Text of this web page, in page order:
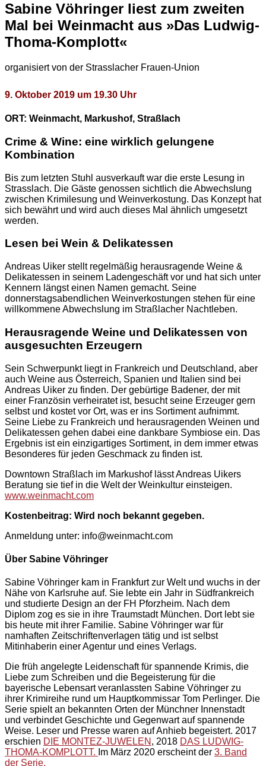
Sabine Vöhringer liest zum zweiten
Mal bei Weinmacht aus »Das Ludwig-
Thoma-Komplott«
organisiert von der Strasslacher Frauen-Union
9. Oktober 2019 um 19.30 Uhr
ORT: Weinmacht, Markushof, Straßlach
Crime & Wine: eine wirklich gelungene
Kombination
Bis zum letzten Stuhl ausverkauft war die erste Lesung in
Strasslach. Die Gäste genossen sichtlich die Abwechslung
zwischen Krimilesung und Weinverkostung. Das Konzept hat
sich bewährt und wird auch dieses Mal ähnlich umgesetzt
werden.
Lesen bei Wein & Delikatessen
Andreas Uiker stellt regelmäßig herausragende Weine &
Delikatessen in seinem Ladengeschäft vor und hat sich unter
Kennern längst einen Namen gemacht. Seine
donnerstagsabendlichen Weinverkostungen stehen für eine
willkommene Abwechslung im Straßlacher Nachtleben.
Herausragende Weine und Delikatessen von
ausgesuchten Erzeugern
Sein Schwerpunkt liegt in Frankreich und Deutschland, aber
auch Weine aus Österreich, Spanien und Italien sind bei
Andreas Uiker zu finden. Der gebürtige Badener, der mit
einer Französin verheiratet ist, besucht seine Erzeuger gern
selbst und kostet vor Ort, was er ins Sortiment aufnimmt.
Seine Liebe zu Frankreich und herausragenden Weinen und
Delikatessen gehen dabei eine dankbare Symbiose ein. Das
Ergebnis ist ein einzigartiges Sortiment, in dem immer etwas
Besonderes für jeden Geschmack zu finden ist.
Downtown Straßlach im Markushof lässt Andreas Uikers
Beratung sie tief in die Welt der Weinkultur einsteigen.
www.weinmacht.com
Kostenbeitrag: Wird noch bekannt gegeben.
Anmeldung unter: info@weinmacht.com
Über Sabine Vöhringer
Sabine Vöhringer kam in Frankfurt zur Welt und wuchs in der
Nähe von Karlsruhe auf. Sie lebte ein Jahr in Südfrankreich
und studierte Design an der FH Pforzheim. Nach dem
Diplom zog es sie in ihre Traumstadt München. Dort lebt sie
bis heute mit ihrer Familie. Sabine Vöhringer war für
namhaften Zeitschriftenverlagen tätig und ist selbst
Mitinhaberin einer Agentur und eines Verlags.
Die früh angelegte Leidenschaft für spannende Krimis, die
Liebe zum Schreiben und die Begeisterung für die
bayerische Lebensart veranlassten Sabine Vöhringer zu
ihrer Krimireihe rund um Hauptkommissar Tom Perlinger. Die
Serie spielt an bekannten Orten der Münchner Innenstadt
und verbindet Geschichte und Gegenwart auf spannende
Weise. Leser und Presse waren auf Anhieb begeistert. 2017
erschien DIE MONTEZ-JUWELEN , 2018 DAS LUDWIG-
THOMA-KOMPLOTT. Im März 2020 erscheint der 3. Band
der Serie.